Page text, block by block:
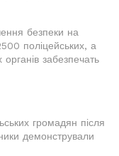
безпеки на
поліцейських, а
забезпечать
громадян після
демонстрували